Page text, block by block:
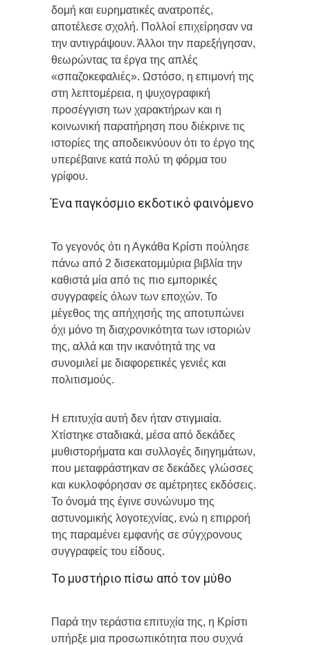
δομή και ευρηματικές ανατροπές,
αποτέλεσε σχολή. Πολλοί επιχείρησαν να
την αντιγράψουν. Άλλοι την παρεξήγησαν,
θεωρώντας τα έργα της απλές
«σπαζοκεφαλιές». Ωστόσο, η επιμονή της
στη λεπτομέρεια, η ψυχογραφική
προσέγγιση των χαρακτήρων και η
κοινωνική παρατήρηση που διέκρινε τις
ιστορίες της αποδεικνύουν ότι το έργο της
υπερέβαινε κατά πολύ τη φόρμα του
γρίφου.
Ένα παγκόσμιο εκδοτικό φαινόμενο
Το γεγονός ότι η Αγκάθα Κρίστι πούλησε
πάνω από 2 δισεκατομμύρια βιβλία την
καθιστά μία από τις πιο εμπορικές
συγγραφείς όλων των εποχών. Το
μέγεθος της απήχησής της αποτυπώνει
όχι μόνο τη διαχρονικότητα των ιστοριών
της, αλλά και την ικανότητά της να
συνομιλεί με διαφορετικές γενιές και
πολιτισμούς.
Η επιτυχία αυτή δεν ήταν στιγμιαία.
Χτίστηκε σταδιακά, μέσα από δεκάδες
μυθιστορήματα και συλλογές διηγημάτων,
που μεταφράστηκαν σε δεκάδες γλώσσες
και κυκλοφόρησαν σε αμέτρητες εκδόσεις.
Το όνομά της έγινε συνώνυμο της
αστυνομικής λογοτεχνίας, ενώ η επιρροή
της παραμένει εμφανής σε σύγχρονους
συγγραφείς του είδους.
Το μυστήριο πίσω από τον μύθο
Παρά την τεράστια επιτυχία της, η Κρίστι
υπήρξε μια προσωπικότητα που συχνά